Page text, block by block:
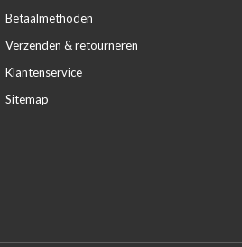
Betaalmethoden
Verzenden & retourneren
Klantenservice
Sitemap